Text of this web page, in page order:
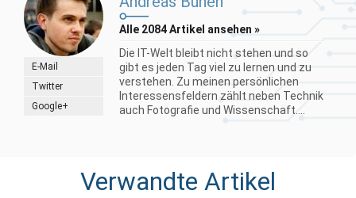
E-Mail
Twitter
Google+
Alle 2084 Artikel ansehen »
Die IT-Welt bleibt nicht stehen und so
gibt es jeden Tag viel zu lernen und zu
verstehen. Zu meinen persönlichen
Interessensfeldern zählt neben Technik
auch Fotografie und Wissenschaft....
Verwandte Artikel